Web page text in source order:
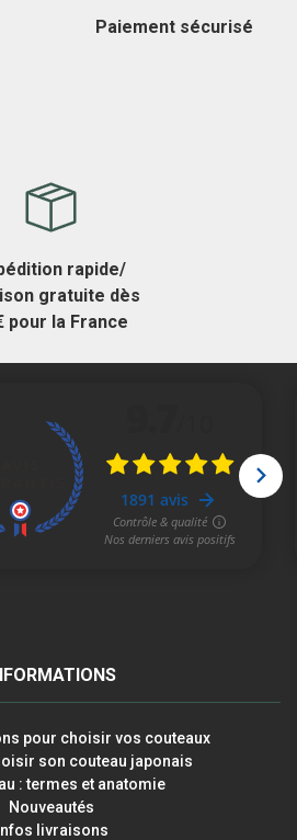
Paiement sécurisé
rapide/
gratuite dès
pour la France
pour choisir vos couteaux
son couteau japonais
: termes et anatomie
Nouveautés
Infos livraisons